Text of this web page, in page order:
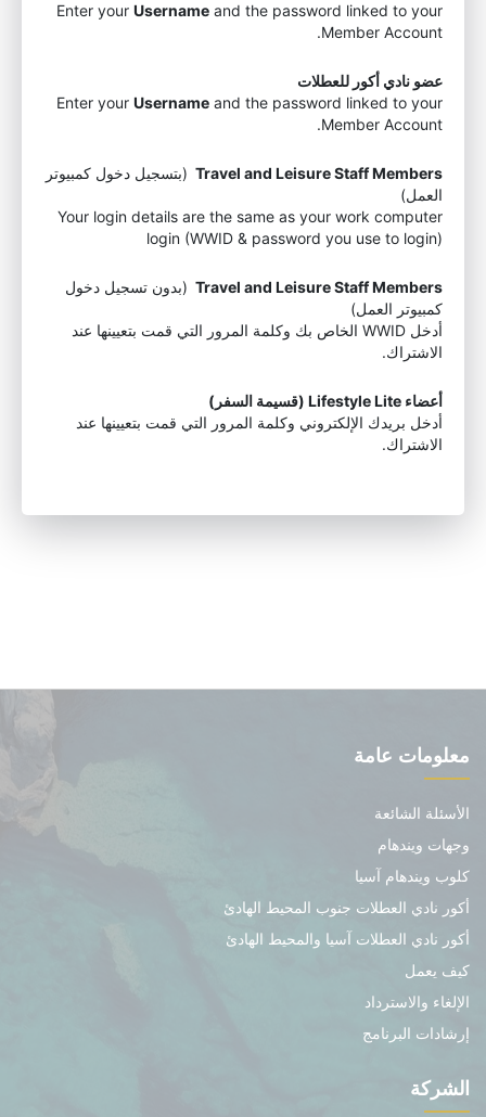
Enter your Username and the password linked to your
Member Account.
عضو نادي أكور للعطلات
Enter your Username and the password linked to your
Member Account.
Travel and Leisure Staff Members (بتسجيل دخول كمبيوتر
العمل)
Your login details are the same as your work computer
login (WWID & password you use to login)
Travel and Leisure Staff Members (بدون تسجيل دخول
كمبيوتر العمل)
أدخل WWID الخاص بك وكلمة المرور التي قمت بتعيينها عند
الاشتراك.
أعضاء Lifestyle Lite (قسيمة السفر)
أدخل بريدك الإلكتروني وكلمة المرور التي قمت بتعيينها عند
الاشتراك.
معلومات عامة
الأسئلة الشائعة
وجهات ويندهام
كلوب ويندهام آسيا
أكور نادي العطلات جنوب المحيط الهادئ
أكور نادي العطلات آسيا والمحيط الهادئ
كيف يعمل
الإلغاء والاسترداد
إرشادات البرنامج
الشركة